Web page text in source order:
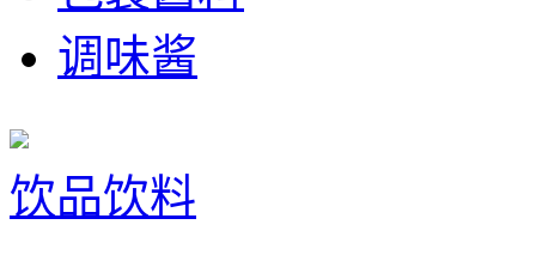
调味酱
饮品饮料